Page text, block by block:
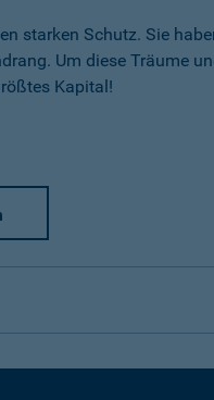
starken Schutz. Sie
Um diese Träume
Kapital!